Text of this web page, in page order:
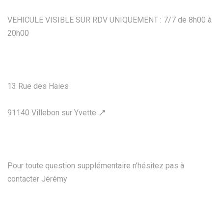
VEHICULE VISIBLE SUR RDV UNIQUEMENT : 7/7 de 8h00 à
20h00
13 Rue des Haies
91140 Villebon sur Yvette 📍
Pour toute question supplémentaire n’hésitez pas à
contacter Jérémy